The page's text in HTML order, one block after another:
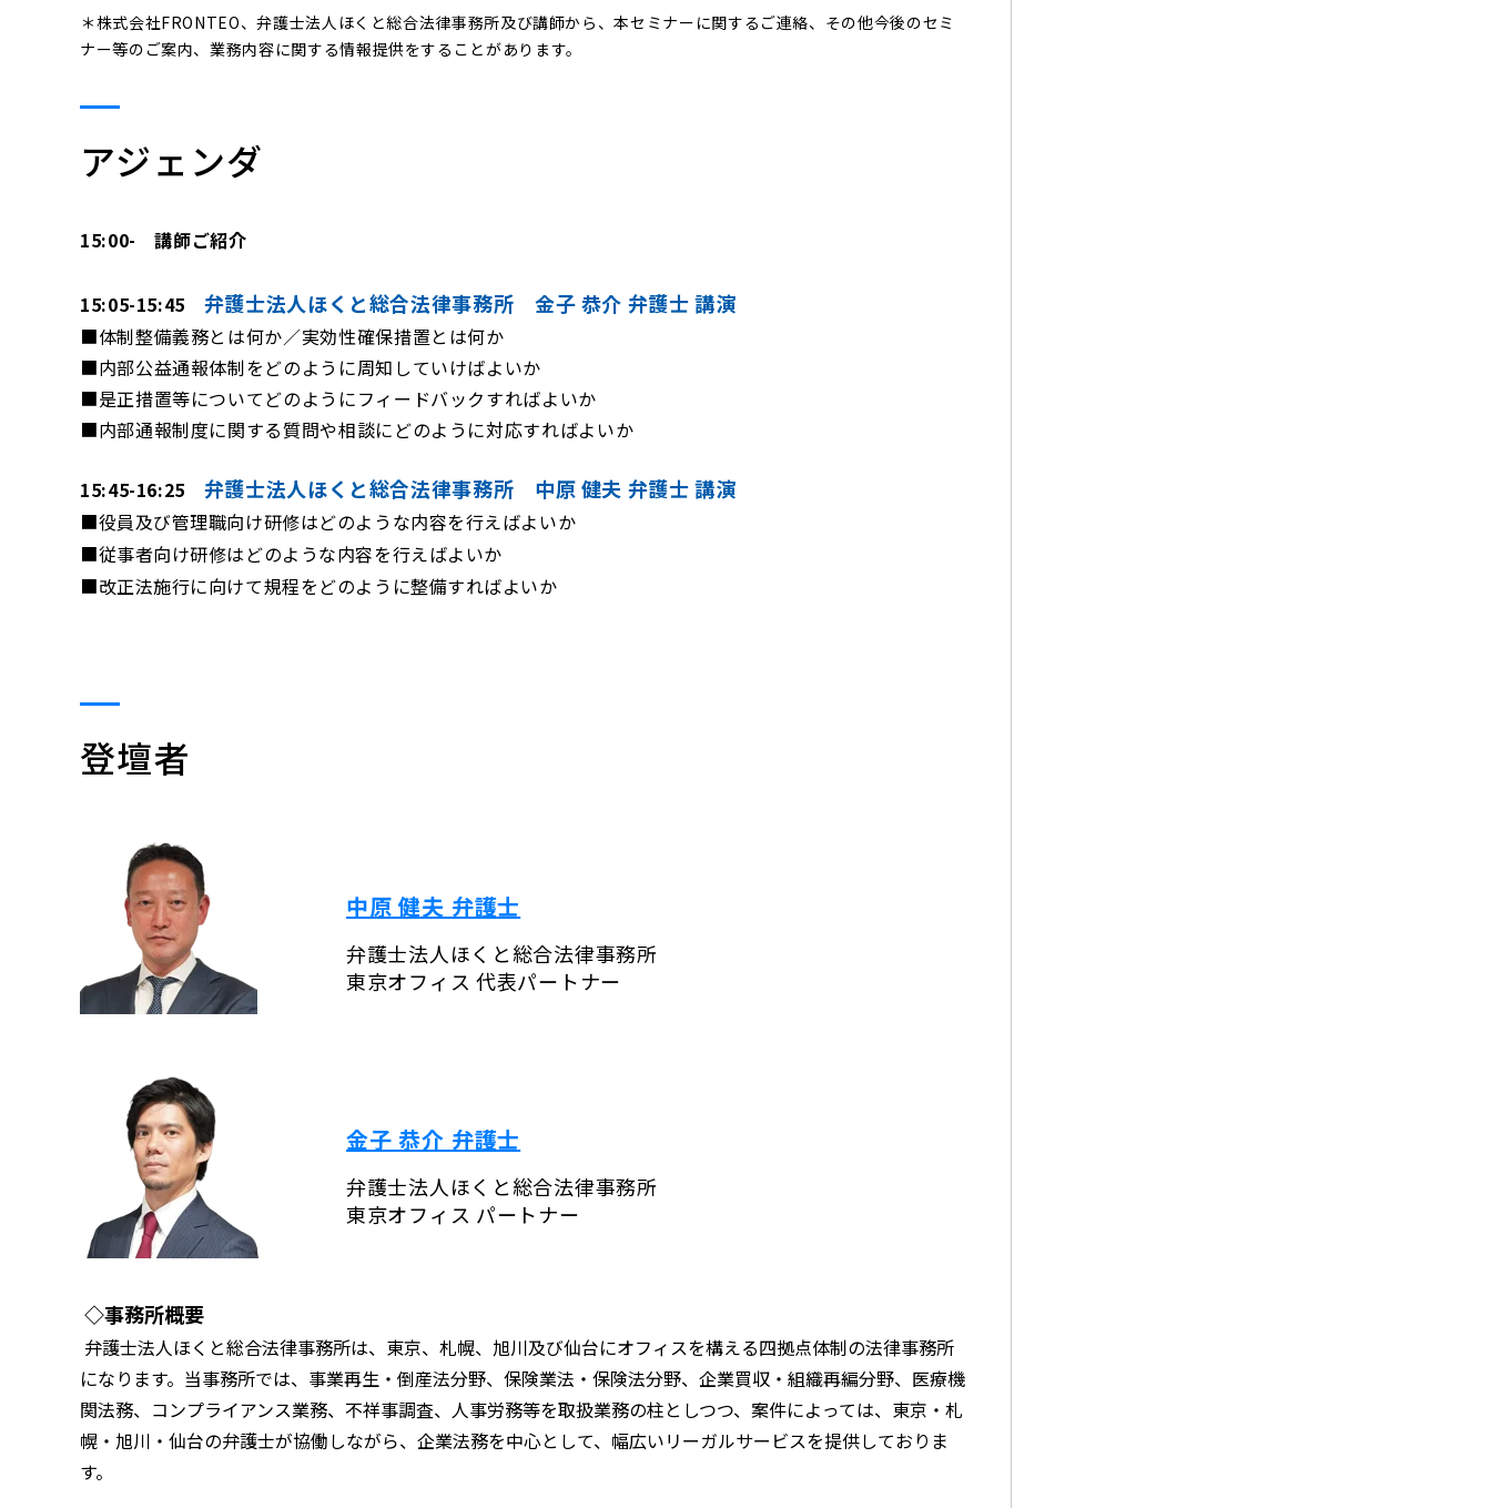
＊株式会社FRONTEO、弁護士法人ほくと総合法律事務所及び講師から、本セミナーに関するご連絡、その他今後のセミ
ナー等のご案内、業務内容に関する情報提供をすることがあります。
アジェンダ
15:00- 講師ご紹介
15:05-15:45 弁護士法人ほくと総合法律事務所 金子 恭介 弁護士 講演
■体制整備義務とは何か／実効性確保措置とは何か
■内部公益通報体制をどのように周知していけばよいか
■是正措置等についてどのようにフィードバックすればよいか
■内部通報制度に関する質問や相談にどのように対応すればよいか
15:45-16:25 弁護士法人ほくと総合法律事務所 中原 健夫 弁護士 講演
■役員及び管理職向け研修はどのような内容を行えばよいか
■従事者向け研修はどのような内容を行えばよいか
■改正法施行に向けて規程をどのように整備すればよいか
登壇者
中原 健夫 弁護士
弁護士法人ほくと総合法律事務所
東京オフィス 代表パートナー
金子 恭介 弁護士
弁護士法人ほくと総合法律事務所
東京オフィス パートナー
◇事務所概要
弁護士法人ほくと総合法律事務所は、東京、札幌、旭川及び仙台にオフィスを構える四拠点体制の法律事務所
になります。 当事務所では、事業再生・倒産法分野、保険業法・保険法分野、企業買収・組織再編分野、医療機
関法務、コンプライアンス業務、不祥事調査、人事労務等を取扱業務の柱としつつ、案件によっては、東京・札
幌・旭川・仙台の弁護士が協働しながら、企業法務を中心として、幅広いリーガルサービスを提供しておりま
す。